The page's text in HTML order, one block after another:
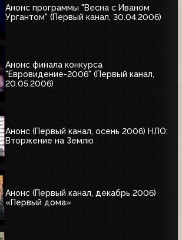
Анонс программы "Весна с Иваном
Ургантом" (Первый канал, 30.04.2006)
Анонс финала конкурса
"Евровидение-2006" (Первый канал,
20.05.2006)
Анонс (Первый канал, осень 2006) НЛО:
Вторжение на Землю
Анонс (Первый канал, декабрь 2006)
«Первый дома»